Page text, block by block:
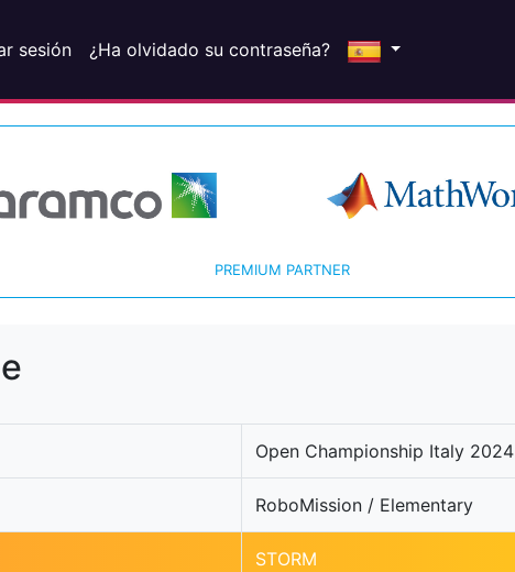
sesión ¿Ha olvidado su contraseña?
PREMIUM PARTNER
Open Championship Italy 2024
RoboMission / Elementary
STORM